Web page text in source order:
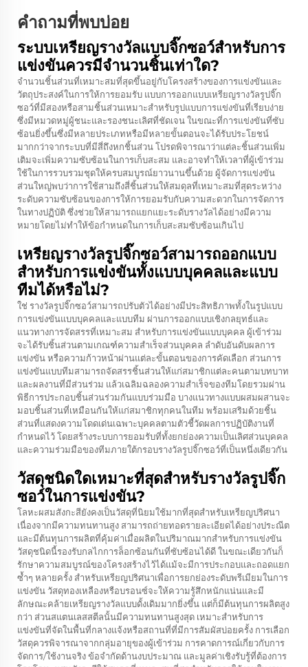
คำถามที่พบบ่อย
ระบบเหรียญรางวัลแบบจิ๊กซอว์สำหรับการ
แข่งขันควรมีจำนวนชิ้นเท่าใด?
จำนวนชิ้นส่วนที่เหมาะสมที่สุดขึ้นอยู่กับโครงสร้างของการแข่งขันและ
วัตถุประสงค์ในการให้การยอมรับ แบบการออกแบบเหรียญรางวัลรูปจิ๊ก
ซอว์ที่มีสองหรือสามชิ้นส่วนเหมาะสำหรับรูปแบบการแข่งขันที่เรียบง่าย
ซึ่งมีหมวดหมู่ผู้ชนะและรองชนะเลิศที่ชัดเจน ในขณะที่การแข่งขันที่ซับ
ซ้อนยิ่งขึ้นซึ่งมีหลายประเภทหรือมีหลายขั้นตอนจะได้รับประโยชน์
มากกว่าจากระบบที่มีสี่ถึงหกชิ้นส่วน โปรดพิจารณาว่าแต่ละชิ้นส่วนเพิ่ม
เติมจะเพิ่มความซับซ้อนในการเก็บสะสม และอาจทำให้เวลาที่ผู้เข้าร่วม
ใช้ในการรวบรวมชุดให้ครบสมบูรณ์ยาวนานขึ้นด้วย ผู้จัดการแข่งขัน
ส่วนใหญ่พบว่าการใช้สามถึงสี่ชิ้นส่วนให้สมดุลที่เหมาะสมที่สุดระหว่าง
ระดับความซับซ้อนของการให้การยอมรับกับความสะดวกในการจัดการ
ในทางปฏิบัติ ซึ่งช่วยให้สามารถแยกแยะระดับรางวัลได้อย่างมีความ
หมายโดยไม่ทำให้ข้อกำหนดในการเก็บสะสมซับซ้อนเกินไป
เหรียญรางวัลรูปจิ๊กซอว์สามารถออกแบบ
สำหรับการแข่งขันทั้งแบบบุคคลและแบบ
ทีมได้หรือไม่?
ใช่ รางวัลรูปจิ๊กซอว์สามารถปรับตัวได้อย่างมีประสิทธิภาพทั้งในรูปแบบ
การแข่งขันแบบบุคคลและแบบทีม ผ่านการออกแบบเชิงกลยุทธ์และ
แนวทางการจัดสรรที่เหมาะสม สำหรับการแข่งขันแบบบุคคล ผู้เข้าร่วม
จะได้รับชิ้นส่วนตามเกณฑ์ความสำเร็จส่วนบุคคล ลำดับอันดับผลการ
แข่งขัน หรือความก้าวหน้าผ่านแต่ละขั้นตอนของการคัดเลือก ส่วนการ
แข่งขันแบบทีมสามารถจัดสรรชิ้นส่วนให้แก่สมาชิกแต่ละคนตามบทบาท
และผลงานที่มีส่วนร่วม แล้วเฉลิมฉลองความสำเร็จของทีมโดยรวมผ่าน
พิธีการประกอบชิ้นส่วนร่วมกันแบบร่วมมือ บางแนวทางแบบผสมผสานจะ
มอบชิ้นส่วนที่เหมือนกันให้แก่สมาชิกทุกคนในทีม พร้อมเสริมด้วยชิ้น
ส่วนที่แสดงความโดดเด่นเฉพาะบุคคลตามตัวชี้วัดผลการปฏิบัติงานที่
กำหนดไว้ โดยสร้างระบบการยอมรับที่ทั้งยกย่องความเป็นเลิศส่วนบุคคล
และความร่วมมือของทีมภายใต้กรอบรางวัลรูปจิ๊กซอว์ที่เป็นหนึ่งเดียวกัน
วัสดุชนิดใดเหมาะที่สุดสำหรับรางวัลรูปจิ๊ก
ซอว์ในการแข่งขัน?
โลหะผสมสังกะสียังคงเป็นวัสดุที่นิยมใช้มากที่สุดสำหรับเหรียญปริศนา
เนื่องจากมีความทนทานสูง สามารถถ่ายทอดรายละเอียดได้อย่างประณีต
และมีต้นทุนการผลิตที่คุ้มค่าเมื่อผลิตในปริมาณมากสำหรับการแข่งขัน
วัสดุชนิดนี้รองรับกลไกการล็อกซ้อนกันที่ซับซ้อนได้ดี ในขณะเดียวกันก็
รักษาความสมบูรณ์ของโครงสร้างไว้ได้แม้จะมีการประกอบและถอดแยก
ซ้ำๆ หลายครั้ง สำหรับเหรียญปริศนาเพื่อการยกย่องระดับพรีเมียมในการ
แข่งขัน วัสดุทองเหลืองหรือบรอนซ์จะให้ความรู้สึกหนักแน่นและมี
ลักษณะคล้ายเหรียญรางวัลแบบดั้งเดิมมากยิ่งขึ้น แต่ก็มีต้นทุนการผลิตสูง
กว่า ส่วนสแตนเลสสตีลนั้นมีความทนทานสูงสุด เหมาะสำหรับการ
แข่งขันที่จัดในพื้นที่กลางแจ้งหรือสถานที่ที่มีการสัมผัสบ่อยครั้ง การเลือก
วัสดุควรพิจารณาจากกลุ่มอายุของผู้เข้าร่วม การคาดการณ์เกี่ยวกับการ
จัดการ/ใช้งานจริง ข้อจำกัดด้านงบประมาณ และมูลค่าเชิงรับรู้ที่ต้องการ